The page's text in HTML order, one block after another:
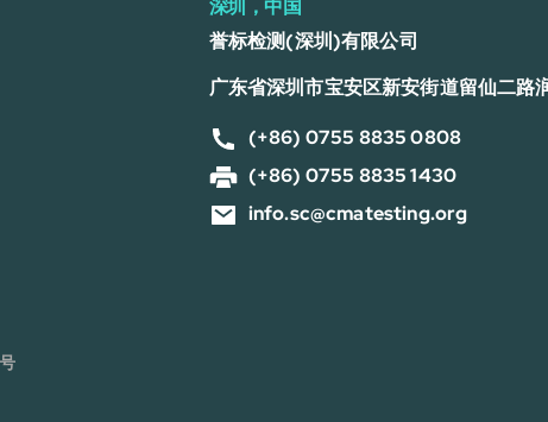
深圳，中国
誉标检测(深圳)有限公司
广东省深圳市宝安区新安街道留仙二路
(+86) 0755 8835 0808
(+86) 0755 8835 1430
info.sc@cmatesting.org